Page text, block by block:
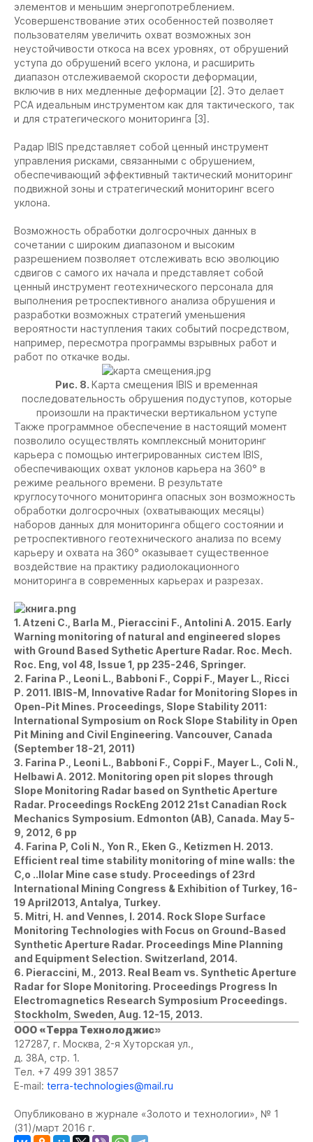
элементов и меньшим энергопотреблением.
Усовершенствование этих особенностей позволяет
пользователям увеличить охват возможных зон
неустойчивости откоса на всех уровнях, от обрушений
уступа до обрушений всего уклона, и расширить
диапазон отслеживаемой скорости деформации,
включив в них медленные деформации [2]. Это делает
РСА идеальным инструментом как для тактического, так
и для стратегического мониторинга [3].
Радар IBIS представляет собой ценный инструмент
управления рисками, связанными с обрушением,
обеспечивающий эффективный тактический мониторинг
подвижной зоны и стратегический мониторинг всего
уклона.
Возможность обработки долгосрочных данных в
сочетании с широким диапазоном и высоким
разрешением позволяет отслеживать всю эволюцию
сдвигов с самого их начала и представляет собой
ценный инструмент геотехнического персонала для
выполнения ретроспективного анализа обрушения и
разработки возможных стратегий уменьшения
вероятности наступления таких событий посредством,
например, пересмотра программы взрывных работ и
работ по откачке воды.
Рис. 8. Карта смещения IBIS и временная
последовательность обрушения подуступов, которые
произошли на практически вертикальном уступе
Также программное обеспечение в настоящий момент
позволило осуществлять комплексный мониторинг
карьера с помощью интегрированных систем IBIS,
обеспечивающих охват уклонов карьера на 360° в
режиме реального времени. В результате
круглосуточного мониторинга опасных зон возможность
обработки долгосрочных (охватывающих месяцы)
наборов данных для мониторинга общего состоянии и
ретроспективного геотехнического анализа по всему
карьеру и охвата на 360° оказывает существенное
воздействие на практику радиолокационного
мониторинга в современных карьерах и разрезах.
1. Atzeni C., Barla M., Pieraccini F., Antolini A. 2015. Early
Warning monitoring of natural and engineered slopes
with Ground Based Sythetic Aperture Radar. Roc. Mech.
Roc. Eng, vol 48, Issue 1, pp 235-246, Springer.
2. Farina P., Leoni L., Babboni F., Coppi F., Mayer L., Ricci
P. 2011. IBIS-M, Innovative Radar for Monitoring Slopes in
Open-Pit Mines. Proceedings, Slope Stability 2011:
International Symposium on Rock Slope Stability in Open
Pit Mining and Civil Engineering. Vancouver, Canada
(September 18-21, 2011)
3. Farina P., Leoni L., Babboni F., Coppi F., Mayer L., Coli N.,
Helbawi A. 2012. Monitoring open pit slopes through
Slope Monitoring Radar based on Synthetic Aperture
Radar. Proceedings RockEng 2012 21st Canadian Rock
Mechanics Symposium. Edmonton (AB), Canada. May 5-
9, 2012, 6 pp
4. Farina P, Coli N., Yon R., Eken G., Ketizmen H. 2013.
Efficient real time stability monitoring of mine walls: the
С,o ..llolar Mine case study. Proceedings of 23rd
International Mining Congress & Exhibition of Turkey, 16-
19 April2013, Antalya, Turkey.
5. Mitri, H. and Vennes, I. 2014. Rock Slope Surface
Monitoring Technologies with Focus on Ground-Based
Synthetic Aperture Radar. Proceedings Mine Planning
and Equipment Selection. Switzerland, 2014.
6. Pieraccini, M., 2013. Real Beam vs. Synthetic Aperture
Radar for Slope Monitoring. Proceedings Progress In
Electromagnetics Research Symposium Proceedings.
Stockholm, Sweden, Aug. 12-15, 2013.
ООО «Терра Технолоджис»
127287, г. Москва, 2-я Хуторская ул.,
д. 38А, стр. 1.
Тел. +7 499 391 3857
E-mail: terra-technologies@mail.ru
Опубликовано в журнале «Золото и технологии», № 1
(31)/март 2016 г.